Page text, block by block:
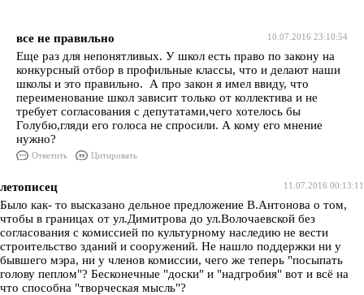
10.07.2016 23:10:54
все не правильно
Еще раз для непонятливых. У школ есть право по закону на
конкурсный отбор в профильные классы, что и делают наши
школы и это правильно. А про закон я имел ввиду, что
переименование школ зависит только от коллектива и не
требует согласования с депутатами,чего хотелось бы
Голубю,гляди его голоса не спросили. А кому его мнение
нужно?
Ответить Цитировать
11.07.2016 00:13:11
летописец
Было как- то высказано дельное предложение В.Антонова о том,
чтобы в границах от ул.Димитрова до ул.Волочаевской без
согласования с комиссией по культурному наследию не вести
строительство зданий и сооружений. Не нашло поддержки ни у
бывшего мэра, ни у членов комиссии, чего же теперь "посыпать
голову пеплом"? Бесконечные "доски" и "надгробия" вот и всё на
что способна "творческая мысль"?